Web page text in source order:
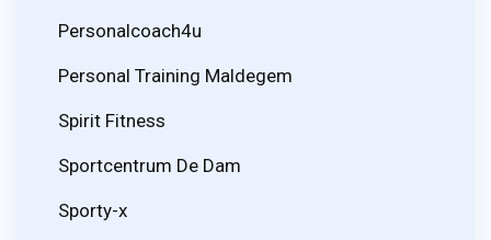
Personalcoach4u
Personal Training Maldegem
Spirit Fitness
Sportcentrum De Dam
Sporty-x